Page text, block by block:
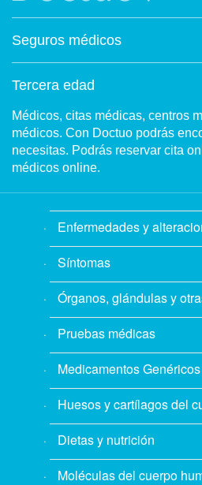
Seguros médicos
Tercera edad
Médicos, citas médicas, centros
médicos. Con Doctuo podrás
necesitas. Podrás reservar cita
médicos online.
Enfermedades y
Síntomas
Órganos, glándulas y
Pruebas médicas
Medicamentos Genéricos
Huesos y cartílagos del
Dietas y nutrición
Moléculas del cuerpo